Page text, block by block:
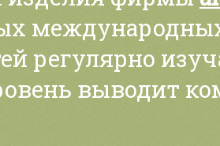
регулярно
выводит